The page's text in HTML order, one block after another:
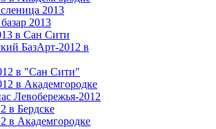
2013
2013
в Сан Сити
БазАрт-2012 в
в "Сан Сити"
в Академгородке
Левобережья-2012
в Бердске
в Академгородке